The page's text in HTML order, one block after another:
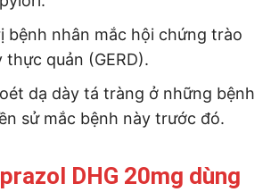
bệnh nhân mắc hội chứng trào
quản (GERD).
dạ dày tá tràng ở những bệnh
sử mắc bệnh này trước đó.
DHG 20mg dùng